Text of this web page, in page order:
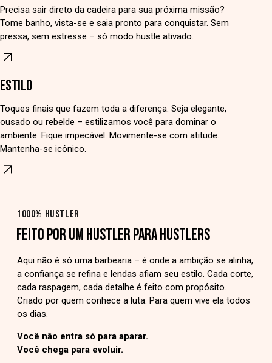
Precisa sair direto da cadeira para sua próxima missão?
Tome banho, vista-se e saia pronto para conquistar. Sem
pressa, sem estresse – só modo hustle ativado.
ESTILO
Toques finais que fazem toda a diferença. Seja elegante,
ousado ou rebelde – estilizamos você para dominar o
ambiente. Fique impecável. Movimente-se com atitude.
Mantenha-se icônico.
1000% HUSTLER
FEITO POR UM HUSTLER PARA HUSTLERS
Aqui não é só uma barbearia – é onde a ambição se alinha,
a confiança se refina e lendas afiam seu estilo. Cada corte,
cada raspagem, cada detalhe é feito com propósito.
Criado por quem conhece a luta. Para quem vive ela todos
os dias.
Você não entra só para aparar.
Você chega para evoluir.